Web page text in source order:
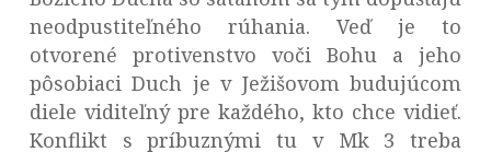
neodpustiteľného rúhania. Veď je to
otvorené protivenstvo voči Bohu a jeho
pôsobiaci Duch je v Ježišovom budujúcom
diele viditeľný pre každého, kto chce vidieť.
Konflikt s príbuznými tu v Mk 3 treba